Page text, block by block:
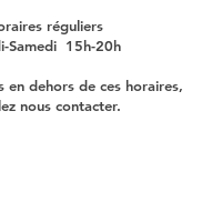
réguliers
Samedi 15h-20h
en dehors de ces horaires,
nous contacter.